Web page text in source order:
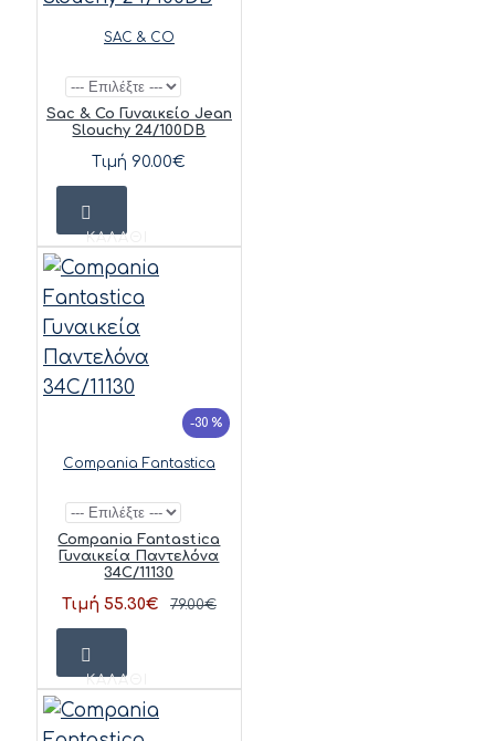
SAC & CO
Sac & Co Γυναικείο Jean
Slouchy 24/100DB
Τιμή 90.00€
ΚΑΛΆΘΙ
-30 %
Compania Fantastica
Compania Fantastica
Γυναικεία Παντελόνα
34C/11130
Τιμή 55.30€ 79.00€
ΚΑΛΆΘΙ